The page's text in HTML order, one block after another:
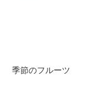
季節のフルーツ